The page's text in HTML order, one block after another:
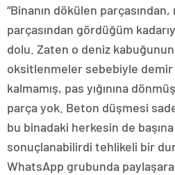
“Binanın dökülen
parçasından gördüğüm
dolu. Zaten o deniz
oksitlenmeler sebebiyle
kalmamış, pas yığınına
parça yok. Beton düşmesi
bu binadaki herkesin de
sonuçlanabilirdi tehlikeli bir
WhatsApp grubunda